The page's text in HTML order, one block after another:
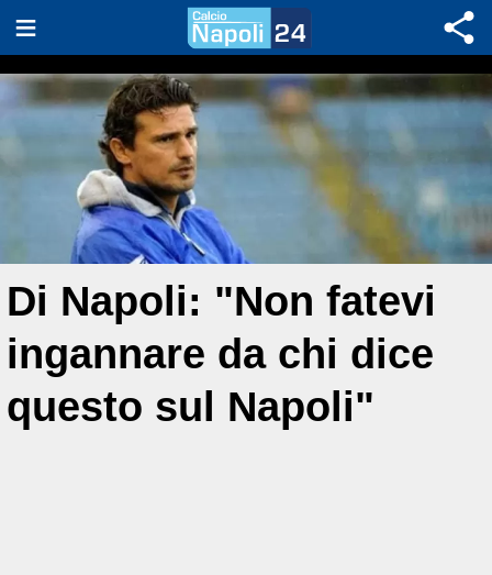
Di Napoli: "Non fatevi
ingannare da chi dice
questo sul Napoli"